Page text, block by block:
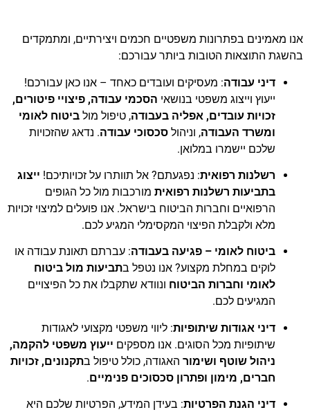
אנו מאמינים בפתרונות משפטיים חכמים ויצירתיים, ומתמקדים
בהשגת התוצאות הטובות ביותר עבורכם:
דיני עבודה: מעסיקים ועובדים כאחד – אנו כאן עבורכם!
ייעוץ וייצוג משפטי בנושאי הסכמי עבודה, פיצויי פיטורים,
זכויות עובדים, אפליה בעבודה, טיפול מול ביטוח לאומי
ומשרד העבודה, וניהול סכסוכי עבודה. נדאג שהזכויות
שלכם יישמרו במלואן.
רשלנות רפואית: נפגעתם? אל תוותרו על זכויותיכם! ייצוג
בתביעות רשלנות רפואית מורכבות מול כל הגופים
הרפואיים וחברות הביטוח בישראל. אנו פועלים למיצוי זכויות
מלא ולקבלת הפיצוי המקסימלי המגיע לכם.
ביטוח לאומי – פגיעה בעבודה: עברתם תאונת עבודה או
לוקים במחלת מקצוע? אנו נטפל בתביעות מול ביטוח
לאומי וחברות הביטוח ונוודא שתקבלו את כל הפיצויים
המגיעים לכם.
דיני אגודות שיתופיות: ליווי משפטי מקצועי לאגודות
שיתופיות מכל הסוגים. אנו מספקים ייעוץ משפטי להקמה,
ניהול שוטף ושימור האגודה, כולל טיפול בתקנונים, זכויות
חברים, מימון ופתרון סכסוכים פנימיים.
דיני הגנת הפרטיות: בעידן המידע, הפרטיות שלכם היא